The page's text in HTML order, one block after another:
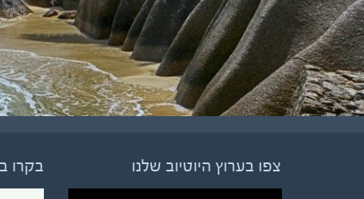
צפו בערוץ היוטיוב שלנו בקרו